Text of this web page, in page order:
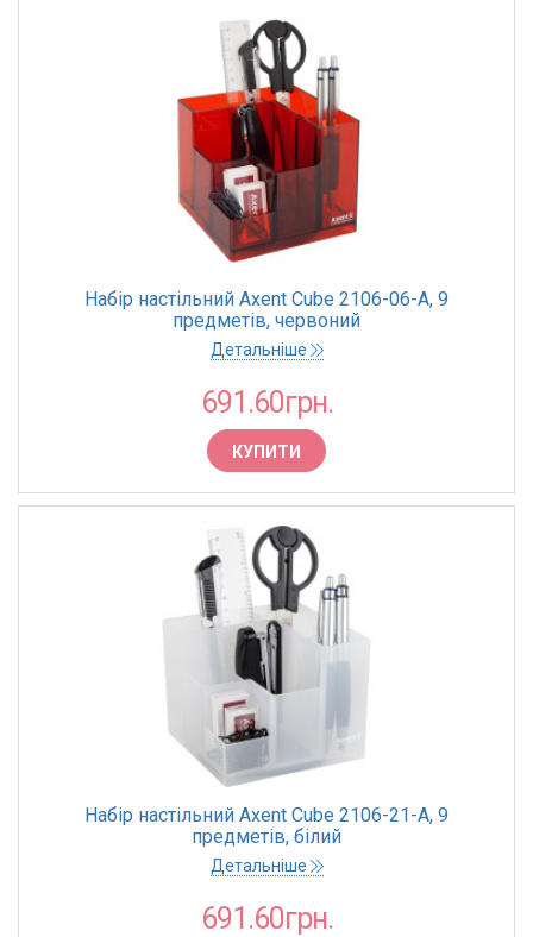
Набір настільний Axent Cube 2106-06-A, 9
предметів, червоний
Детальніше
691.60грн.
КУПИТИ
Набір настільний Axent Cube 2106-21-A, 9
предметів, білий
Детальніше
691.60грн.